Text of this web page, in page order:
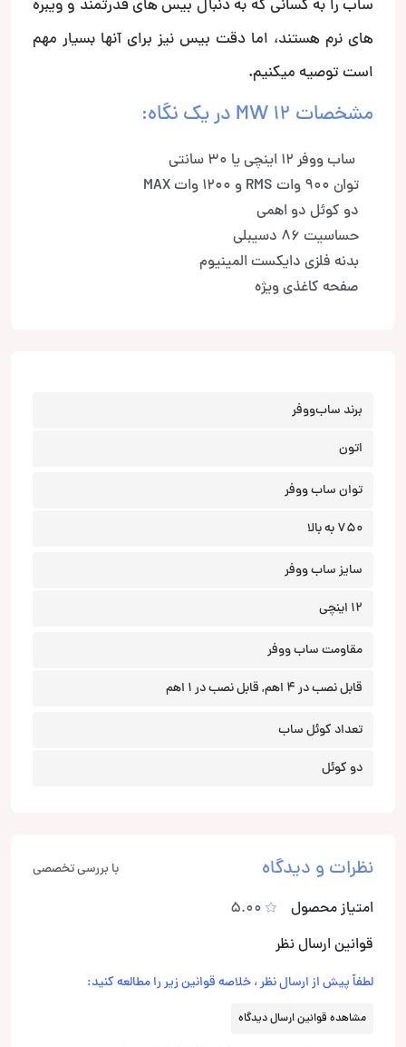
ساب را به کسانی که به دنبال بیس های قدرتمند و ویبره
های نرم هستند، اما دقت بیس نیز برای آنها بسیار مهم
است توصیه میکنیم.
مشخصات MW 12 در یک نگاه:
ساب ووفر 12 اینچی یا 30 سانتی
توان 900 وات RMS و 1200 وات MAX
دو کوئل دو اهمی
حساسیت 86 دسیبلی
بدنه فلزی دایکست المینیوم
صفحه کاغذی ویژه
برند ساب‌ووفر
اتون
توان ساب ووفر
750 به بالا
سایز ساب ووفر
12 اینچی
مقاومت ساب ووفر
قابل نصب در 4 اهم, قابل نصب در 1 اهم
تعداد کوئل ساب
دو کوئل
نظرات و دیدگاه با بررسی تخصصی
امتیاز محصول
5.00
قوانین ارسال نظر
لطفاً پیش از ارسال نظر ، خلاصه قوانین زیر را مطالعه کنید:
مشاهده قوانین ارسال دیدگاه